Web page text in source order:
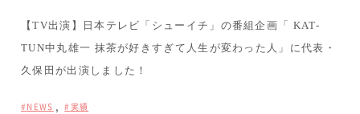
【TV出演】日本テレビ「シューイチ」の番組企画「 KAT-
TUN中丸雄一 抹茶が好きすぎて人生が変わった人」に代表・
久保田が出演しました！
NEWS 実績